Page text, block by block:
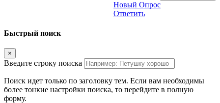
Новый Опрос
Ответить
Быстрый поиск
×
Введите строку поиска
Поиск идет только по заголовку тем. Если вам необходимы
более тонкие настройки поиска, то перейдите в полную
форму.